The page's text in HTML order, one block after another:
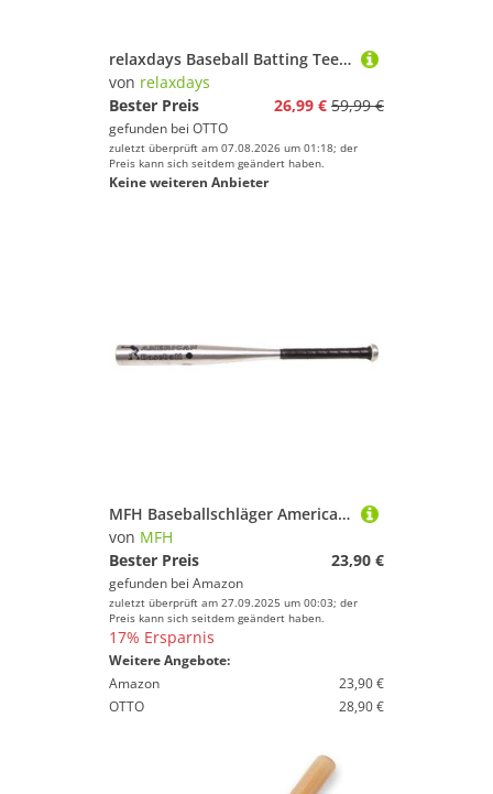
relaxdays Baseball Batting Tee Schlaghilfe Dreibeinstativ
von relaxdays
Bester Preis
26,99 € 59,99 €
gefunden bei OTTO
zuletzt überprüft am 07.08.2026 um 01:18; der
Preis kann sich seitdem geändert haben.
Keine weiteren Anbieter
MFH Baseballschläger American Baseball Schläger Aluminium Verschiedene Größen
von MFH
Bester Preis
23,90 €
gefunden bei Amazon
zuletzt überprüft am 27.09.2025 um 00:03; der
Preis kann sich seitdem geändert haben.
17% Ersparnis
Weitere Angebote:
Amazon
23,90 €
OTTO
28,90 €